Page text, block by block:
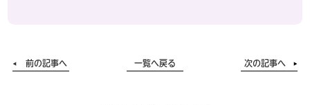
前の記事へ 一覧へ戻る 次の記事へ